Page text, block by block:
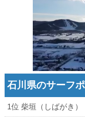
石川県のサーフ
1位 柴垣（しばがき）